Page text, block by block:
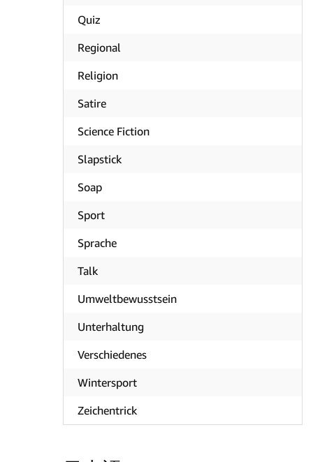
Quiz
Regional
Religion
Satire
Science Fiction
Slapstick
Soap
Sport
Sprache
Talk
Umweltbewusstsein
Unterhaltung
Verschiedenes
Wintersport
Zeichentrick